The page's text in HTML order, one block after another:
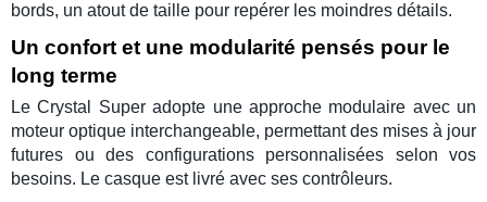
bords, un atout de taille pour repérer les moindres détails.
Un confort et une modularité pensés pour le
long terme
LeCrystal Superadopte une approche modulaire avec un
moteur optique interchangeable, permettant des mises à jour
futures ou des configurations personnalisées selon vos
besoins. Le casque est livré avec ses contrôleurs.